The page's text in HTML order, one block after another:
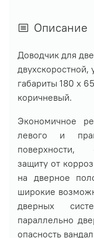
Описание
Доводчик для
габариты 180 х
коричневый.
Экономичное
левого и
поверхности,
защиту от
на дверное
широкие
дверных
параллельно
опасность